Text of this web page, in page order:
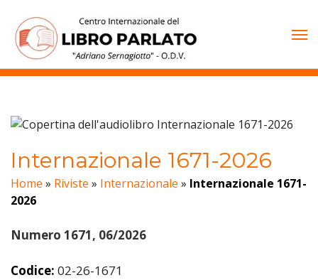
contenuto
Internazionale 1671-2026
Home » Riviste » Internazionale » Internazionale 1671-
2026
Numero 1671, 06/2026
Codice: 02-26-1671